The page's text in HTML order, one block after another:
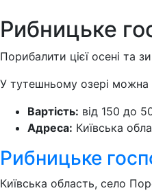
Рибницьке
Порибалити цієї осені та
У тутешньому озері можна
Вартість: від 150 до
Адреса: Київська
Рибницьке
Київська область, село